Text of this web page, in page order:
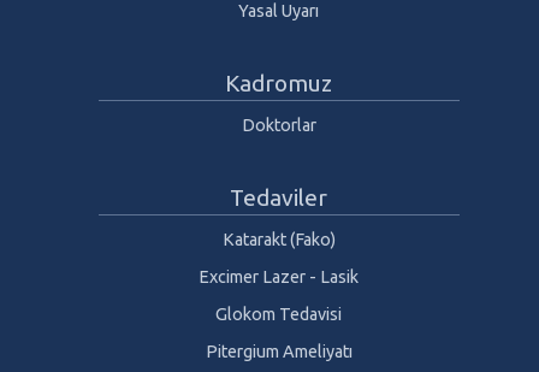
Yasal Uyarı
Kadromuz
Doktorlar
Tedaviler
Katarakt (Fako)
Excimer Lazer - Lasik
Glokom Tedavisi
Pitergium Ameliyatı